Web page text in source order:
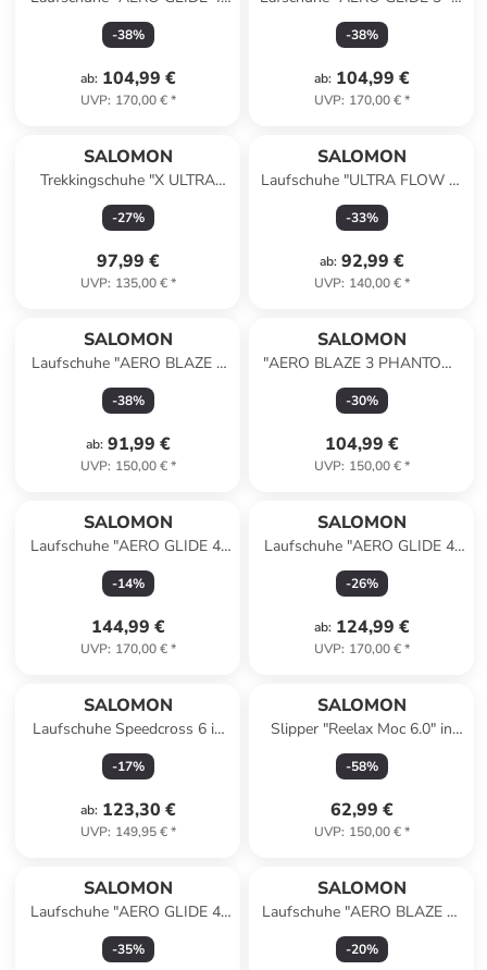
in Grün
-38%
ab: 104,99 €
UVP: 170,00 €*
Grau
-38%
ab: 104,99 €
UVP: 170,00 €*
SALOMON
Trekkingschuhe "X ULTRA
360" in Grau
-27%
97,99 €
UVP: 135,00 €*
SALOMON
Laufschuhe "ULTRA FLOW 2"
in Schwarz/ Blau
-33%
ab: 92,99 €
UVP: 140,00 €*
SALOMON
Laufschuhe "AERO BLAZE 3
GRVL" in Schwarz
-38%
ab: 91,99 €
UVP: 150,00 €*
SALOMON
"AERO BLAZE 3 PHANTOM"
in Anthrazit
-30%
104,99 €
UVP: 150,00 €*
SALOMON
Laufschuhe "AERO GLIDE 4"
in Blau/ Pink/ Schwarz
-14%
144,99 €
UVP: 170,00 €*
SALOMON
Laufschuhe "AERO GLIDE 4"
in Schwarz/ Grau
-26%
ab: 124,99 €
UVP: 170,00 €*
SALOMON
Laufschuhe Speedcross 6 in
grau
-17%
ab: 123,30 €
UVP: 149,95 €*
SALOMON
Slipper "Reelax Moc 6.0" in
Schwarz
-58%
62,99 €
UVP: 150,00 €*
SALOMON
Laufschuhe "AERO GLIDE 4"
in Gelb/ Grau
-35%
SALOMON
Laufschuhe "AERO BLAZE 3"
in Creme/ Khaki
-20%